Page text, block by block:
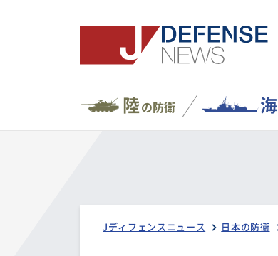
陸の防衛 海
Jディフェンスニュース 日本の防衛